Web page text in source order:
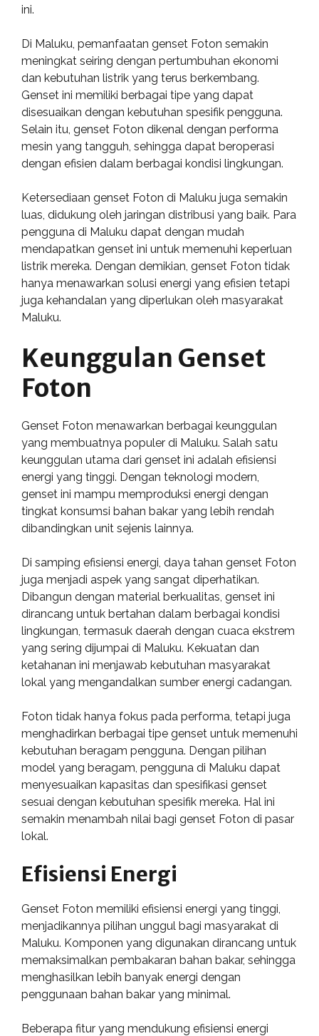
ini.
Di Maluku, pemanfaatan genset Foton semakin
meningkat seiring dengan pertumbuhan ekonomi
dan kebutuhan listrik yang terus berkembang.
Genset ini memiliki berbagai tipe yang dapat
disesuaikan dengan kebutuhan spesifik pengguna.
Selain itu, genset Foton dikenal dengan performa
mesin yang tangguh, sehingga dapat beroperasi
dengan efisien dalam berbagai kondisi lingkungan.
Ketersediaan genset Foton di Maluku juga semakin
luas, didukung oleh jaringan distribusi yang baik. Para
pengguna di Maluku dapat dengan mudah
mendapatkan genset ini untuk memenuhi keperluan
listrik mereka. Dengan demikian, genset Foton tidak
hanya menawarkan solusi energi yang efisien tetapi
juga kehandalan yang diperlukan oleh masyarakat
Maluku.
Keunggulan Genset
Foton
Genset Foton menawarkan berbagai keunggulan
yang membuatnya populer di Maluku. Salah satu
keunggulan utama dari genset ini adalah efisiensi
energi yang tinggi. Dengan teknologi modern,
genset ini mampu memproduksi energi dengan
tingkat konsumsi bahan bakar yang lebih rendah
dibandingkan unit sejenis lainnya.
Di samping efisiensi energi, daya tahan genset Foton
juga menjadi aspek yang sangat diperhatikan.
Dibangun dengan material berkualitas, genset ini
dirancang untuk bertahan dalam berbagai kondisi
lingkungan, termasuk daerah dengan cuaca ekstrem
yang sering dijumpai di Maluku. Kekuatan dan
ketahanan ini menjawab kebutuhan masyarakat
lokal yang mengandalkan sumber energi cadangan.
Foton tidak hanya fokus pada performa, tetapi juga
menghadirkan berbagai tipe genset untuk memenuhi
kebutuhan beragam pengguna. Dengan pilihan
model yang beragam, pengguna di Maluku dapat
menyesuaikan kapasitas dan spesifikasi genset
sesuai dengan kebutuhan spesifik mereka. Hal ini
semakin menambah nilai bagi genset Foton di pasar
lokal.
Efisiensi Energi
Genset Foton memiliki efisiensi energi yang tinggi,
menjadikannya pilihan unggul bagi masyarakat di
Maluku. Komponen yang digunakan dirancang untuk
memaksimalkan pembakaran bahan bakar, sehingga
menghasilkan lebih banyak energi dengan
penggunaan bahan bakar yang minimal.
Beberapa fitur yang mendukung efisiensi energi